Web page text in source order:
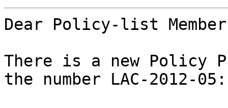
Dear Policy-list
There is a new Policy
the number LAC-2012-05: